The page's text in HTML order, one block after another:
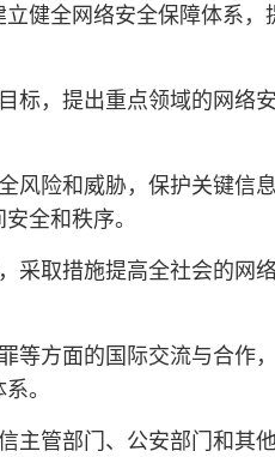
健全网络安全保障体系，
标，提出重点领域的网络安
风险和威胁，保护关键信息
全和秩序。
采取措施提高全社会的网
等方面的国际交流与合作，
。
主管部门、公安部门和其